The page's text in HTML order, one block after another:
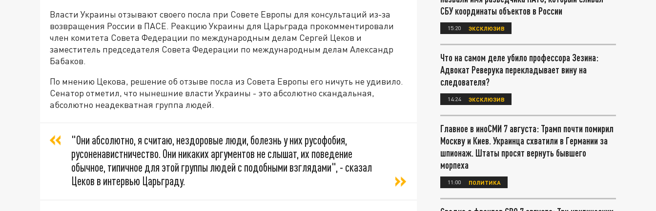
Власти Украины отзывают своего посла при Совете Европы для консультаций из-за
возвращения России в ПАСЕ. Реакцию Украины для Царьграда прокомментировали
член комитета Совета Федерации по международным делам Сергей Цеков и
заместитель председателя Совета Федерации по международным делам Александр
Бабаков.
По мнению Цекова, решение об отзыве посла из Совета Европы его ничуть не удивило.
Сенатор отметил, что нынешние власти Украины - это абсолютно скандальная,
абсолютно неадекватная группа людей.
"Они абсолютно, я считаю, нездоровые люди, болезнь у них русофобия,
русоненавистничество. Они никаких аргументов не слышат, их поведение
обычное, типичное для этой группы людей с подобными взглядами", - сказал
Цеков в интервью Царьграду.
СБУ координаты объектов в России
15:20 ЭКСКЛЮЗИВ
Что на самом деле убило профессора Зезина:
Адвокат Реверука перекладывает вину на
следователя?
14:24 ЭКСКЛЮЗИВ
Главное в иноСМИ 7 августа: Трамп почти помирил
Москву и Киев. Украинца схватили в Германии за
шпионаж. Штаты просят вернуть бывшего
морпеха
11:00 ПОЛИТИКА